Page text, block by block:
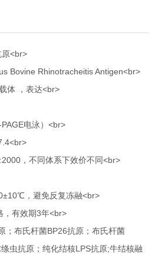
<br>
Bovine Rhinotracheitis Antigen<br>
体 ，表达<br>
电泳）<br>
，不同体系下效价不同<br>
，避免反复冻融<br>
，有效期3年<br>
；布氏杆菌BP26抗原；布氏杆菌
虫抗原；纯化结核LPS抗原;牛结核融